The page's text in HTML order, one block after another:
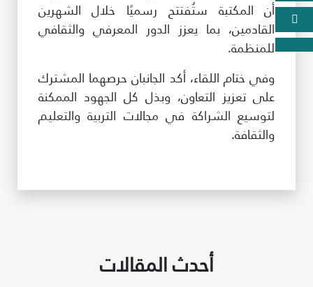
أن المكتبة ستُفتتح رسميًا خلال الشهرين
القادمين، بما يعزز الدور المعرفي والثقافي
للمنظمة.
وفي ختام اللقاء، أكد الجانبان حرصهما المشترك
على تعزيز التعاون، وبذل كل الجهود الممكنة
لتوسيع الشراكة في مجالات التربية والتعليم
والثقافة.
أحدث المقالات